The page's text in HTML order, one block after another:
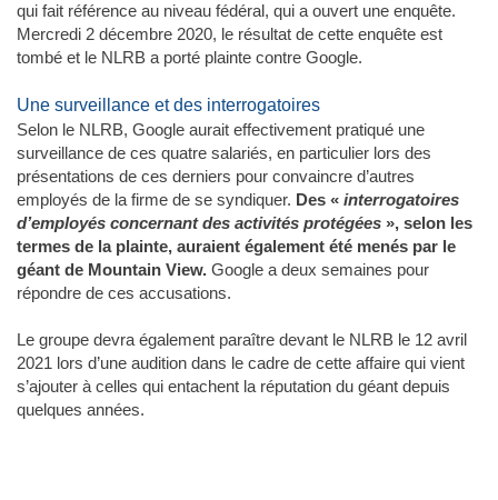
qui fait référence au niveau fédéral, qui a ouvert une enquête.
Mercredi 2 décembre 2020, le résultat de cette enquête est
tombé et le NLRB a porté plainte contre Google.
Une surveillance et des interrogatoires
Selon le NLRB, Google aurait effectivement pratiqué une
surveillance de ces quatre salariés, en particulier lors des
présentations de ces derniers pour convaincre d’autres
employés de la firme de se syndiquer. Des « interrogatoires
d’employés concernant des activités protégées », selon les
termes de la plainte, auraient également été menés par le
géant de Mountain View. Google a deux semaines pour
répondre de ces accusations.
Le groupe devra également paraître devant le NLRB le 12 avril
2021 lors d’une audition dans le cadre de cette affaire qui vient
s’ajouter à celles qui entachent la réputation du géant depuis
quelques années.